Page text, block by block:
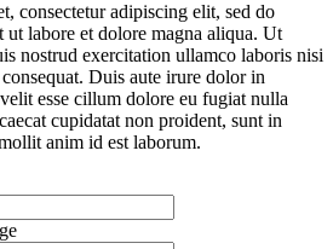
consectetur adipiscing elit, sed do
labore et dolore magna aliqua. Ut
nostrud exercitation ullamco laboris nisi
Duis aute irure dolor in
esse cillum dolore eu fugiat nulla
cupidatat non proident, sunt in
anim id est laborum.